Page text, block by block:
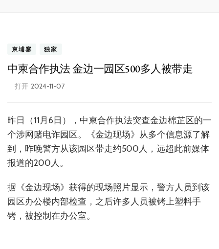
柬埔寨 独家
中柬合作执法 金边一园区500多人被带走
打开 2024-11-07
昨日（11月6日），中柬合作执法突查金边棉芷区的一
个涉网赌电诈园区。《金边现场》从多个信息源了解
到，昨晚警方从该园区带走约500人，远超此前媒体
报道的200人。
据《金边现场》获得的现场照片显示，警方人员到该
园区办公楼内部检查，之后许多人员被铐上塑料手
铐，被控制在办公室。